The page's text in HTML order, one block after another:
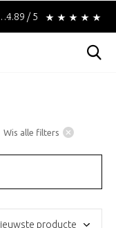
Betaal achteraf met
4.89 / 5
Wis alle filters